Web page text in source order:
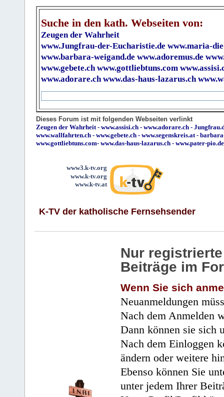
Suche in den kath. Webseiten von:
Zeugen der Wahrheit
www.Jungfrau-der-Eucharistie.de www.maria-
www.barbara-weigand.de www.adoremus.de
www.gebete.ch www.gottliebtuns.com
www.adorare.ch www.das-haus-lazarus.ch
Dieses Forum ist mit folgenden Webseiten verlinkt
Zeugen der Wahrheit - www.assisi.ch - www.adorare.ch -
www.wallfahrten.ch - www.gebete.ch - www.segenskreis.at -
www.gottliebtuns.com- www.das-haus-lazarus.ch - www.pater-pio.de
www3.k-tv.org
www.k-tv.org
www.k-tv.at
K-TV der katholische Fernsehsender
Nur
Beiträge im
Wenn Sie sich
Neuanmeldungen
Nach dem Anmelden
Dann können sie sich
Nach dem Einloggen
ändern oder weitere
Ebenso können Sie
unter jedem Ihrer